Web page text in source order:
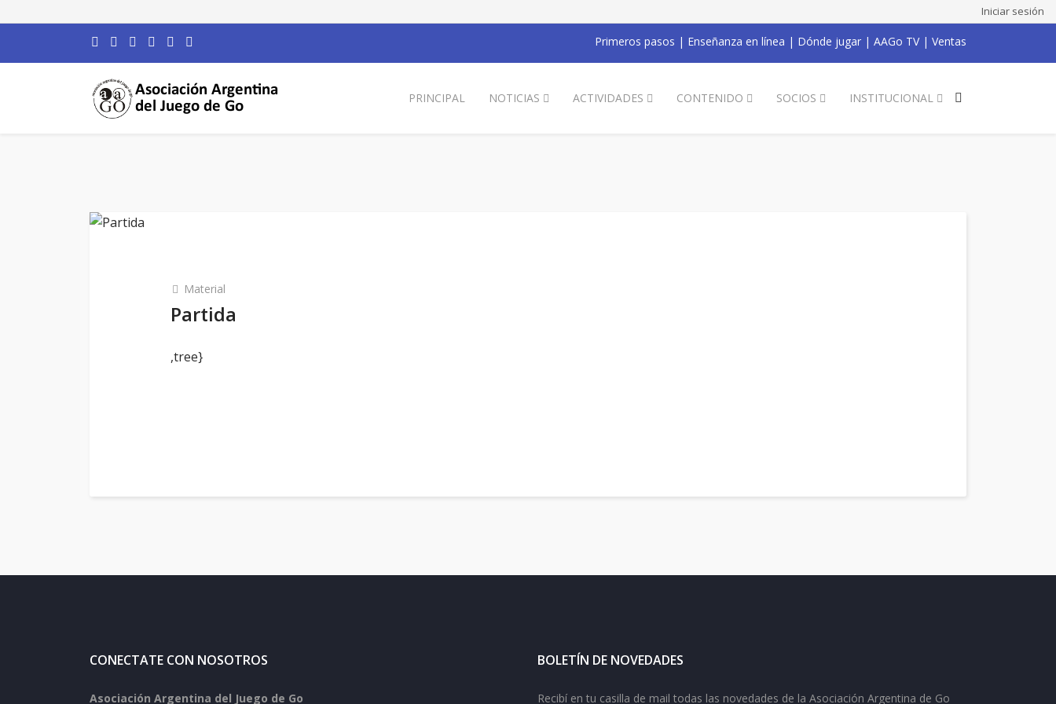
Iniciar sesión
Primeros pasos | Enseñanza en línea | Dónde jugar | AAGo TV| Ventas
PRINCIPAL NOTICIAS ACTIVIDADES CONTENIDO SOCIOS INSTITUCIONAL
Material
Partida
,tree}
CONECTATE CON NOSOTROS
Asociación Argentina del Juego de Go
BOLETÍN DE NOVEDADES
Recibí en tu casilla de mail todas las novedades de la Asociación Argentina de Go